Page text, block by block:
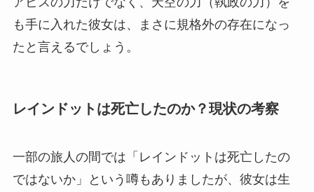
も手に入れた彼女は、まさに規格外の存在になっ
たと言えるでしょう。
レインドットは死亡したのか？現状の考察
一部の旅人の間では「レインドットは死亡したの
ではないか」という噂もありましたが、彼女は生